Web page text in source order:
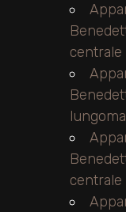
centrale
centrale